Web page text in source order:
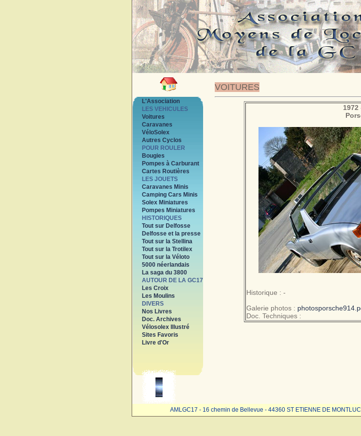
VOITURES
L'Association
LES VEHICULES
Voitures
Caravanes
VéloSolex
Autres Cyclos
POUR ROULER
Bougies
Pompes à Carburant
Cartes Routières
LES JOUETS
Caravanes Minis
Camping Cars Minis
Solex Miniatures
Pompes Miniatures
HISTORIQUES
Tout sur Delfosse
Delfosse et la presse
Tout sur la Stellina
Tout sur la Trotilex
Tout sur la Véloto
5000 néerlandais
La saga du 3800
AUTOUR DE LA GC17
Les Croix
Les Moulins
DIVERS
Nos Livres
Doc. Archives
Vélosolex Illustré
Sites Favoris
Livre d'Or
1972
Historique : -
Galerie photos :
Doc. Techniques :
AMLGC17 - 16 chemin de Bellevue - 44360 ST ETIENNE DE